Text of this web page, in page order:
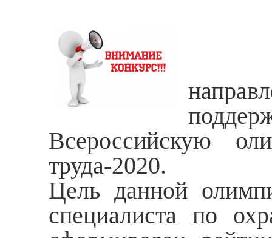
Всероссийскую
труда-2020.
Цель данной
специалиста по